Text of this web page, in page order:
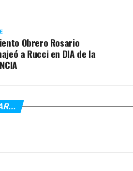
Obrero Rosario
a Rucci en DIA de la